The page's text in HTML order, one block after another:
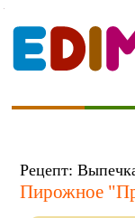
Рецепт:
Пирожное